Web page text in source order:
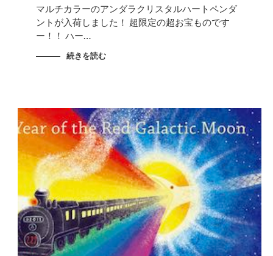
マルチカラーのアンダラクリスタルハートペンダ
ントが入荷しました！ 超限定の超お宝ものです
ー！！ ハー…
続きを読む